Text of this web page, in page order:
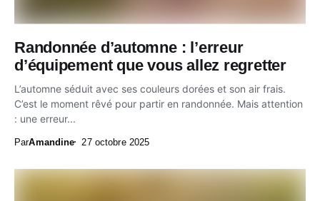
Randonnée d’automne : l’erreur
d’équipement que vous allez regretter
L’automne séduit avec ses couleurs dorées et son air frais.
C’est le moment rêvé pour partir en randonnée. Mais attention
: une erreur...
ParAmandine 27 octobre 2025